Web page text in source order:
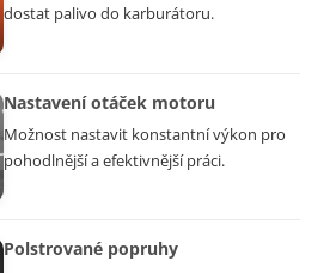
dostat palivo do karburátoru.
Nastavení otáček motoru
Možnost nastavit konstantní výkon pro
pohodlnější a efektivnější práci.
Polstrované popruhy